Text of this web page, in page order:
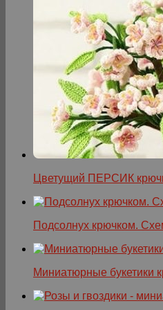
Цветущий ПЕРСИК
Подсолнух крючком.
Миниатюрные букетики